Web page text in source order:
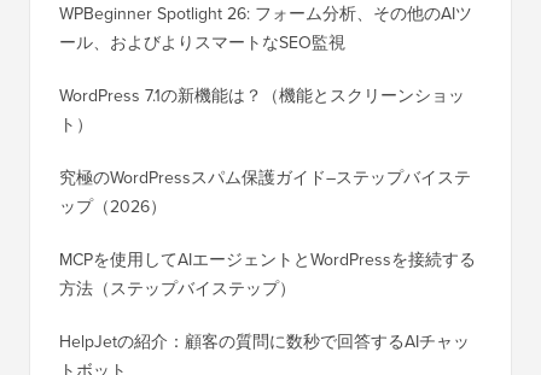
WPBeginner Spotlight 26: フォーム分析、その他のAIツ
ール、およびよりスマートなSEO監視
WordPress 7.1の新機能は？（機能とスクリーンショッ
ト）
究極のWordPressスパム保護ガイド–ステップバイステ
ップ（2026）
MCPを使用してAIエージェントとWordPressを接続する
方法（ステップバイステップ）
HelpJetの紹介：顧客の質問に数秒で回答するAIチャッ